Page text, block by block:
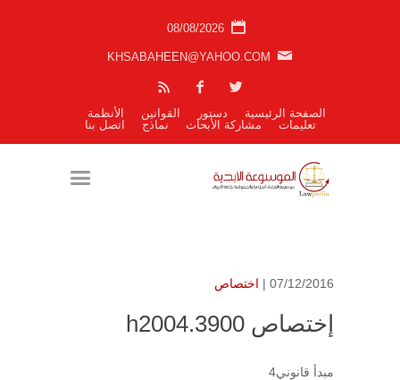
08/08/2026
KHSABAHEEN@YAHOO.COM
الصفحة الرئيسية دستور القوانين
الأنظمة
تعليمات
مشاركة الأبحاث نماذج اتصل بنا
07/12/2016 | اختصاص
إختصاص h2004.3900
مبدأ قانوني4